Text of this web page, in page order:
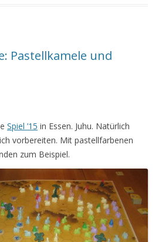
Pastellkamele und
Spiel ’15 in Essen. Juhu. Natürlich
vorbereiten. Mit pastellfarbenen
zum Beispiel.